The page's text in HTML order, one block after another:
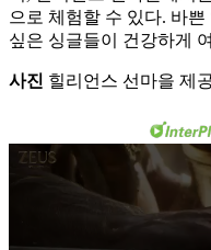
으로 체험할 수 있다. 바
싶은 싱글들이 건강하게
사진 힐리언스 선마을 제